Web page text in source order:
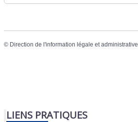
© Direction de l'information légale et administrative
LIENS PRATIQUES